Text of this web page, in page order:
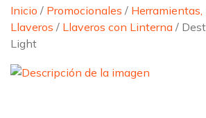
Inicio / Promocionales /
Llaveros / Llaveros con Linterna /
Light